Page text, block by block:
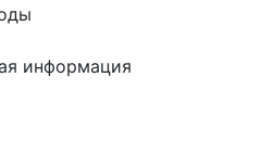
информация